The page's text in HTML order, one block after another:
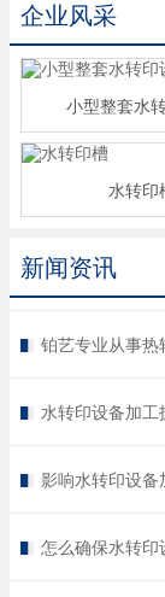
企业风采
小型整套水
水转印
新闻资讯
铂艺专业从事热
水转印设备加工
影响水转印设备
怎么确保水转印